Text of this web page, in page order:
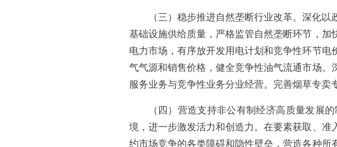
（三）稳步推进自然垄断行业改革。深化
基础设施供给质量，严格监管自然垄断环节，
电力市场，有序放开发用电计划和竞争性环节
气气源和销售价格，健全竞争性油气流通市场
服务业务与竞争性业务分业经营。完善烟草专卖
（四）营造支持非公有制经济高质量发展
境，进一步激发活力和创造力。在要素获取、
约市场竞争的各类障碍和隐性壁垒，营造各种